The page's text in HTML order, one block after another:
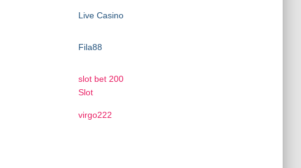
Live Casino
Fila88
slot bet 200
Slot
virgo222